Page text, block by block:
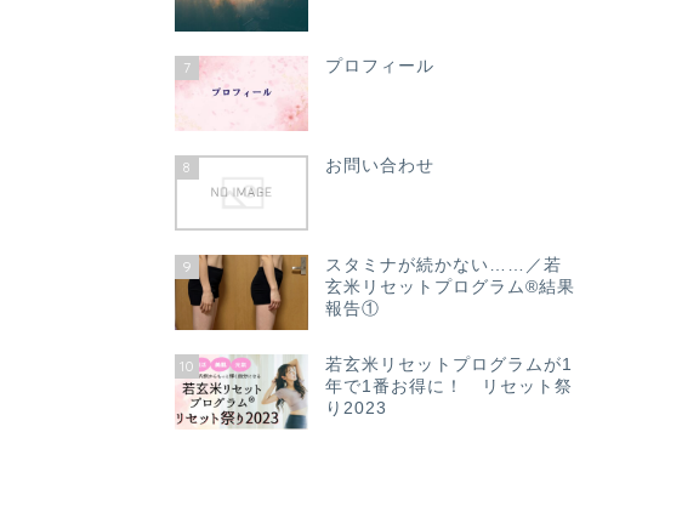
7 プロフィール
8 お問い合わせ
9
スタミナが続かない……／若
玄米リセットプログラム®結果
報告①
10
若玄米リセットプログラムが1
年で1番お得に！ リセット祭
り2023